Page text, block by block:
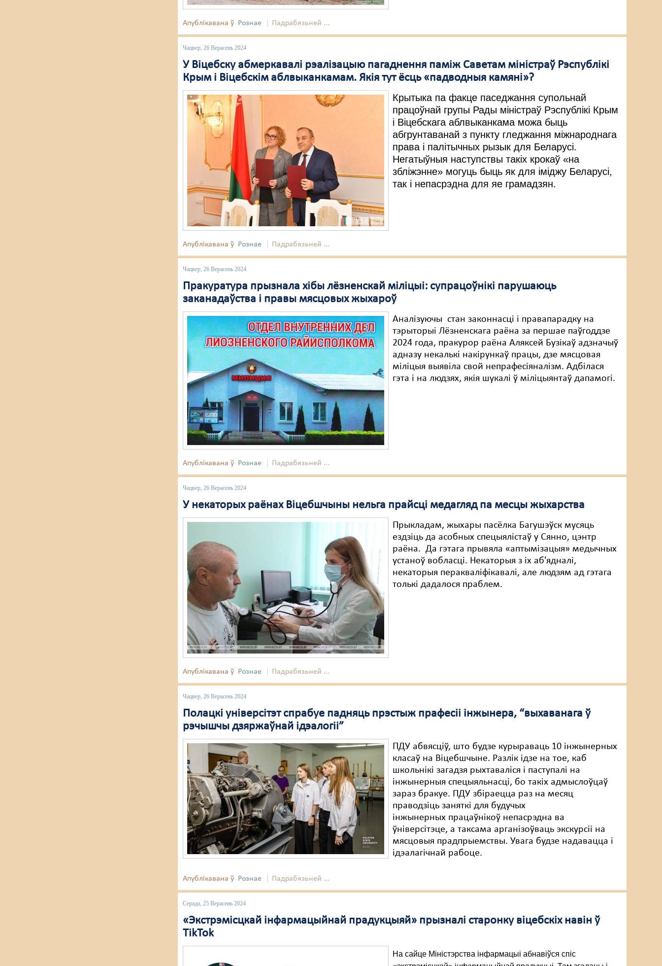
Апублікавана ў Рознае Падрабязьней ...
Чацвер, 26 Верасень 2024
У Віцебску абмеркавалі рэалізацыю пагаднення паміж Саветам міністраў Рэспублікі
Крым і Віцебскім аблвыканкамам. Якія тут ёсць «падводныя камяні»?
Крытыка па факце паседжання супольнай
працоўнай групы Рады міністраў Рэспублікі Крым
і Віцебскага аблвыканкама можа быць
абгрунтаванай з пункту гледжання міжнароднага
права і палітычных рызык для Беларусі.
Негатыўныя наступствы такіх крокаў «на
збліжэнне» могуць быць як для іміджу Беларусі,
так і непасрэдна для яе грамадзян.
Апублікавана ў Рознае Падрабязьней ...
Чацвер, 26 Верасень 2024
Пракуратура прызнала хібы лёзненскай міліцыі: супрацоўнікі парушаюць
заканадаўства і правы мясцовых жыхароў
Аналізуючы стан законнасці і правапарадку на
тэрыторыі Лёзненскага раёна за першае паўгоддзе
2024 года, пракурор раёна Аляксей Бузікаў адзначыў
адназу некалькі накірункаў працы, дзе мясцовая
міліцыя выявіла свой непрафесіяналізм. Адбілася
гэта і на людзях, якія шукалі ў міліцыянтаў дапамогі.
Апублікавана ў Рознае Падрабязьней ...
Чацвер, 26 Верасень 2024
У некаторых раёнах Віцебшчыны нельга прайсці медагляд па месцы жыхарства
Прыкладам, жыхары пасёлка Багушэўск мусяць
ездзіць да асобных спецыялістаў у Сянно, цэнтр
раёна. Да гэтага прывяла «аптымізацыя» медычных
устаноў вобласці. Некаторыя з іх аб'ядналі,
некаторыя перакваліфікавалі, але людзям ад гэтага
толькі дадалося праблем.
Апублікавана ў Рознае Падрабязьней ...
Чацвер, 26 Верасень 2024
Полацкі універсітэт спрабуе падняць прэстыж прафесіі інжынера, “выхаванага ў
рэчышчы дзяржаўнай ідэалогіі”
ПДУ абвясціў, што будзе курыраваць 10 інжынерных
класаў на Віцебшчыне. Разлік ідзе на тое, каб
школьнікі загадзя рыхтаваліся і паступалі на
інжынерныя спецыяльнасці, бо такіх адмыслоўцаў
зараз бракуе. ПДУ збіраецца раз на месяц
праводзіць заняткі для будучых
інжынерных працаўнікоў непасрэдна ва
ўніверсітэце, а таксама арганізоўваць экскурсіі на
мясцовыя прадпрыемствы. Увага будзе надавацца і
ідэалагічнай рабоце.
Апублікавана ў Рознае Падрабязьней ...
Серада, 25 Верасень 2024
«Экстрэмісцкай інфармацыйнай прадукцыяй» прызналі старонку віцебскіх навін ў
TikTok
На сайце Міністэрства інфармацыі абнавіўся спіс